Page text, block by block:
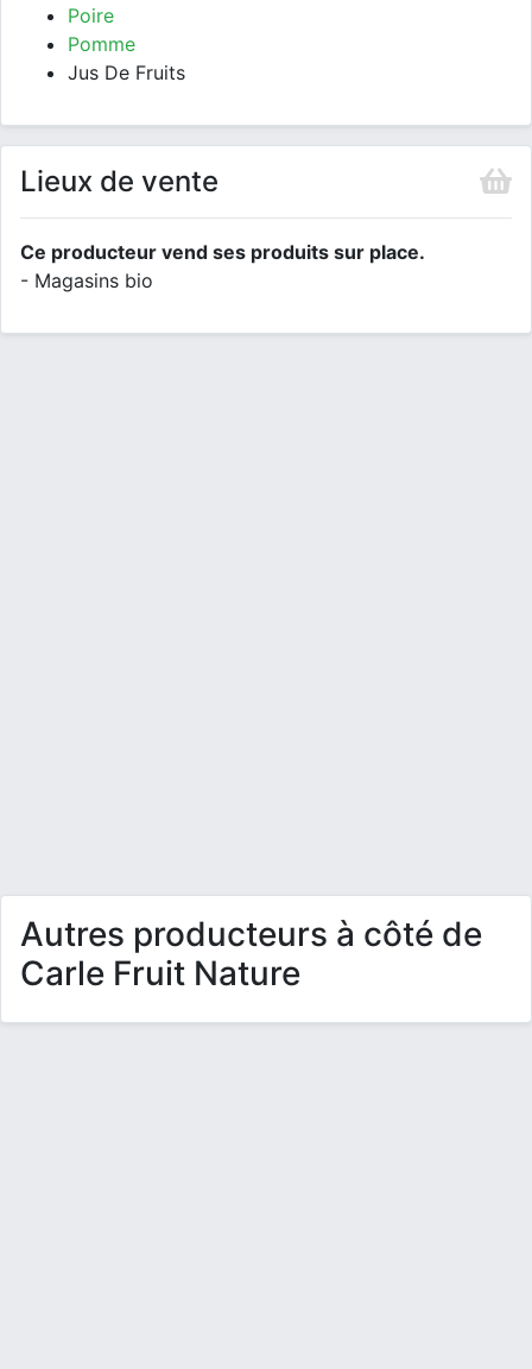
Poire
Pomme
Jus De Fruits
Lieux de vente
Ce producteur vend ses produits sur place.
- Magasins bio
Autres producteurs à côté de
Carle Fruit Nature